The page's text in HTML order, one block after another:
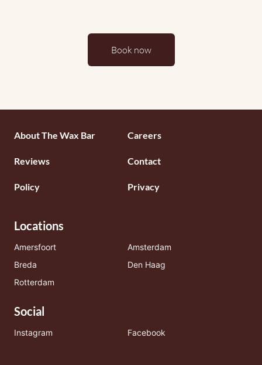
Book now
Footermenu
About The Wax Bar Careers
Reviews Contact
Policy Privacy
Locations
Amersfoort
Amsterdam
Breda
Den Haag
Rotterdam
Social
Instagram Facebook